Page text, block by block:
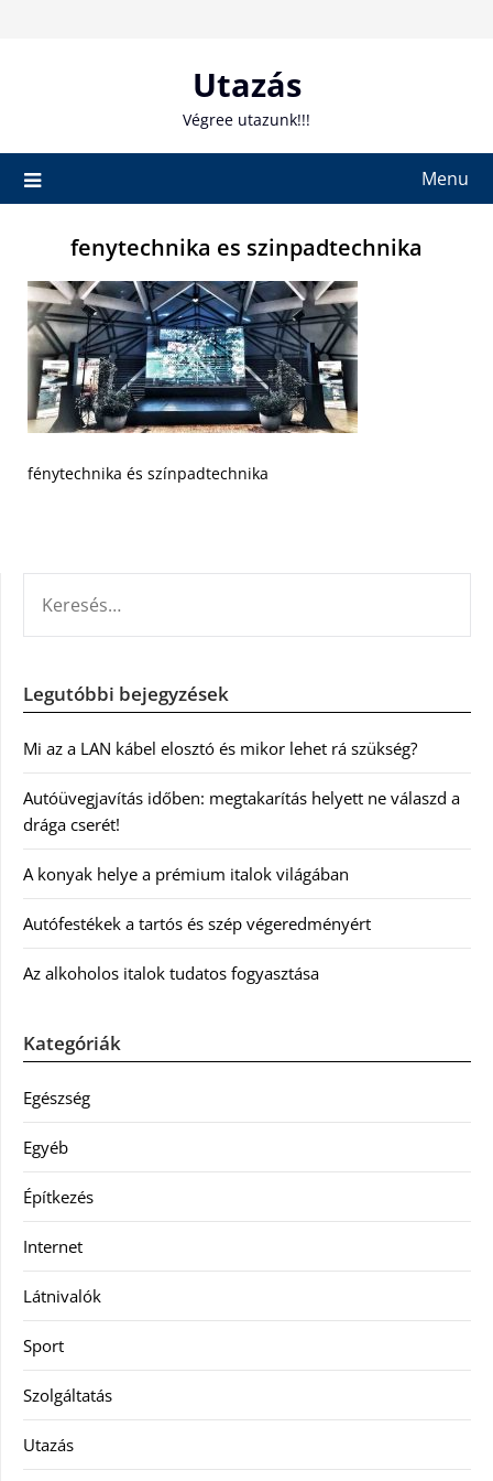
Utazás
Végree utazunk!!!
Menu
fenytechnika es szinpadtechnika
fénytechnika és színpadtechnika
Legutóbbi bejegyzések
Mi az a LAN kábel elosztó és mikor lehet rá szükség?
Autóüvegjavítás időben: megtakarítás helyett ne válaszd a
drága cserét!
A konyak helye a prémium italok világában
Autófestékek a tartós és szép végeredményért
Az alkoholos italok tudatos fogyasztása
Kategóriák
Egészség
Egyéb
Építkezés
Internet
Látnivalók
Sport
Szolgáltatás
Utazás